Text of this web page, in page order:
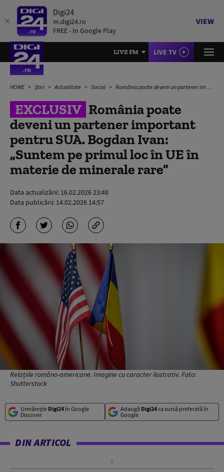
Digi24
m.digi24.ro
FREE - In Google Play
VIEW
LIVE FM LIVE TV
HOME Știri Actualitate Social România poate deveni un partener important pentru SUA. Bogdan Ivan: „Suntem pe primul loc în UE în materie de minerale rare”
EXCLUSIV România poate
deveni un partener important
pentru SUA. Bogdan Ivan:
„Suntem pe primul loc în UE în
materie de minerale rare”
Data actualizării: 16.02.2026 23:48
Data publicării: 14.02.2026 14:57
Relațiile româno-americane. Imagine cu caracter ilustrativ. Foto:
Shutterstock
Urmărește Digi24în Google
Discover
Adaugă Digi24ca sursă preferată în
Google
DIN ARTICOL